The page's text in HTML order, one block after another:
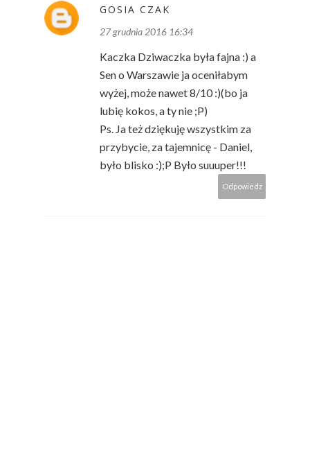
GOSIA CZAK
27 grudnia 2016 16:34
Kaczka Dziwaczka była fajna :) a
Sen o Warszawie ja oceniłabym
wyżej, może nawet 8/10 :)(bo ja
lubię kokos, a ty nie ;P)
Ps. Ja też dziękuję wszystkim za
przybycie, za tajemnicę - Daniel,
było blisko :);P Było suuuper!!!
Odpowiedz